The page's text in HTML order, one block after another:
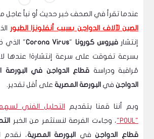
عندما تقرأ في الصحف خبر حديث أو نبأ عاجل
الصين لآلاف الدواجن بسبب أنفلونزا الطيور
إنتشارفيروس كورونا "
Corona Virus" الذي
بسرعة تفوقت على سرعة إنتشارة! عندها
مُراقبة ودراسة قطاع الدواجن في البورصة
الدواجن في البورصة المصرية على أقل تقدير.
وبم أننا قمنا بتقديم التحليل الفني
"POUL"
، وجاءت الفرصة لنستثمر من الخبر
قطاع الدواجنفي البورصة المصرية، نقدم